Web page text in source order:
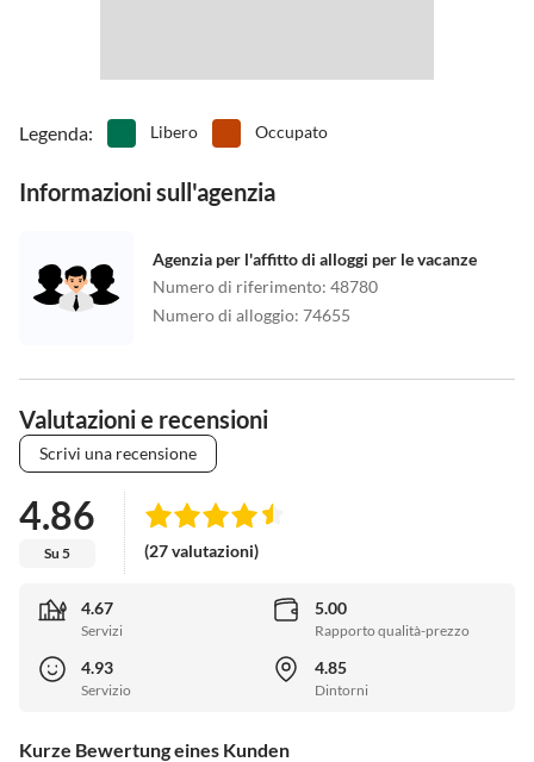
Legenda: Libero Occupato
Informazioni sull'agenzia
Agenzia per l'affitto di alloggi per le vacanze
Numero di riferimento: 48780
Numero di alloggio: 74655
Valutazioni e recensioni
Scrivi una recensione
4.86
Su 5 (27 valutazioni)
4.67
Servizi
5.00
Rapporto qualità-prezzo
4.93
Servizio
4.85
Dintorni
Kurze Bewertung eines Kunden